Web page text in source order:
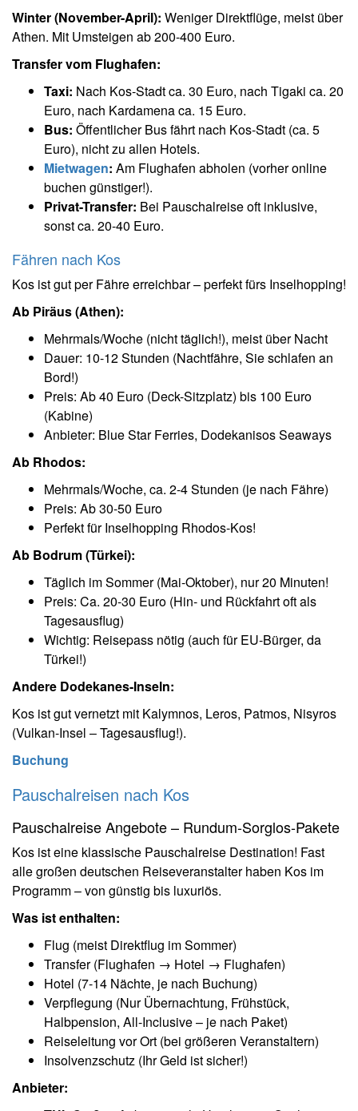
Winter (November-April): Weniger Direktflüge, meist über
Athen. Mit Umsteigen ab 200-400 Euro.
Transfer vom Flughafen:
Taxi: Nach Kos-Stadt ca. 30 Euro, nach Tigaki ca. 20
Euro, nach Kardamena ca. 15 Euro.
Bus: Öffentlicher Bus fährt nach Kos-Stadt (ca. 5
Euro), nicht zu allen Hotels.
Mietwagen: Am Flughafen abholen (vorher online
buchen günstiger!).
Privat-Transfer: Bei Pauschalreise oft inklusive,
sonst ca. 20-40 Euro.
Fähren nach Kos
Kos ist gut per Fähre erreichbar – perfekt fürs Inselhopping!
Ab Piräus (Athen):
Mehrmals/Woche (nicht täglich!), meist über Nacht
Dauer: 10-12 Stunden (Nachtfähre, Sie schlafen an
Bord!)
Preis: Ab 40 Euro (Deck-Sitzplatz) bis 100 Euro
(Kabine)
Anbieter: Blue Star Ferries, Dodekanisos Seaways
Ab Rhodos:
Mehrmals/Woche, ca. 2-4 Stunden (je nach Fähre)
Preis: Ab 30-50 Euro
Perfekt für Inselhopping Rhodos-Kos!
Ab Bodrum (Türkei):
Täglich im Sommer (Mai-Oktober), nur 20 Minuten!
Preis: Ca. 20-30 Euro (Hin- und Rückfahrt oft als
Tagesausflug)
Wichtig: Reisepass nötig (auch für EU-Bürger, da
Türkei!)
Andere Dodekanes-Inseln:
Kos ist gut vernetzt mit Kalymnos, Leros, Patmos, Nisyros
(Vulkan-Insel – Tagesausflug!).
Buchung
Pauschalreisen nach Kos
Pauschalreise Angebote – Rundum-Sorglos-Pakete
Kos ist eine klassische Pauschalreise Destination! Fast
alle großen deutschen Reiseveranstalter haben Kos im
Programm – von günstig bis luxuriös.
Was ist enthalten:
Flug (meist Direktflug im Sommer)
Transfer (Flughafen → Hotel → Flughafen)
Hotel (7-14 Nächte, je nach Buchung)
Verpflegung (Nur Übernachtung, Frühstück,
Halbpension, All-Inclusive – je nach Paket)
Reiseleitung vor Ort (bei größeren Veranstaltern)
Insolvenzschutz (Ihr Geld ist sicher!)
Anbieter: